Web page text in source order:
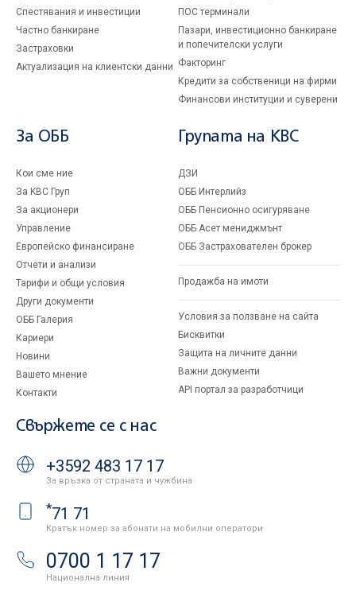
Спестявания и инвестиции
Частно банкиране
Застраховки
Актуализация на клиентски данни
ПОС терминали
Пазари, инвестиционно банкиране
и попечителски услуги
Факторинг
Кредити за собственици на фирми
Финансови институции и суверени
За ОББ
Кои сме ние
За KBC Груп
За акционери
Управление
Европейско финансиране
Отчети и анализи
Тарифи и общи условия
Други документи
ОББ Галерия
Кариери
Новини
Вашето мнение
Контакти
Групата на KBC
ДЗИ
ОББ Интерлийз
ОББ Пенсионно осигуряване
ОББ Асет мениджмънт
ОББ Застрахователен брокер
Продажба на имоти
Условия за ползване на сайта
Бисквитки
Защита на личните данни
Важни документи
API портал за разработчици
Свържете се с нас
+3592 483 17 17
За връзка от страната и чужбина
*71 71
Кратък номер за абонати на мобилни оператори
0700 1 17 17
Национална линия